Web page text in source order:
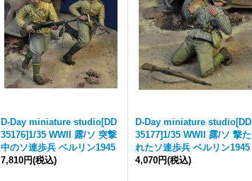
D-Day miniature studio[DD
35176]1/35 WWII 露/ソ 突撃
中のソ連歩兵 ベルリン1945
7,810円(税込)
D-Day miniature studio[DD
35177]1/35 WWII 露/ソ 撃た
れたソ連歩兵 ベルリン1945
4,070円(税込)